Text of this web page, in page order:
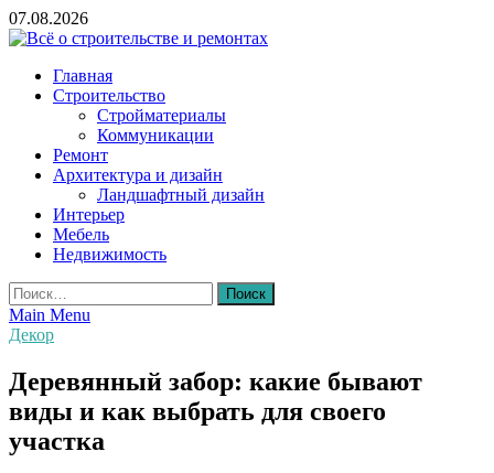
Skip
to
07.08.2026
Всё о строительстве и ремонтах
Главная
Строительство
Стройматериалы
Коммуникации
Ремонт
Архитектура и дизайн
Ландшафтный дизайн
Интерьер
Мебель
Недвижимость
Найти:
Main Menu
Декор
Деревянный забор: какие бывают
виды и как выбрать для своего
участка